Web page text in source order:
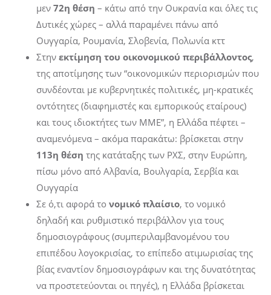
μεν 72η θέση – κάτω από την Ουκρανία και όλες τις
Δυτικές χώρες – αλλά παραμένει πάνω από
Ουγγαρία, Ρουμανία, Σλοβενία, Πολωνία κττ
Στην εκτίμηση του οικονομικού περιβάλλοντος,
της αποτίμησης των “οικονομικών περιορισμών που
συνδέονται με κυβερνητικές πολιτικές, μη-κρατικές
οντότητες (διαφημιστές και εμπορικούς εταίρους)
και τους ιδιοκτήτες των ΜΜΕ”, η Ελλάδα πέφτει –
αναμενόμενα – ακόμα παρακάτω: βρίσκεται στην
113η θέση της κατάταξης των ΡΧΣ, στην Ευρώπη,
πίσω μόνο από Αλβανία, Βουλγαρία, Σερβία και
Ουγγαρία
Σε ό,τι αφορά το νομικό πλαίσιο, το νομικό
δηλαδή και ρυθμιστικό περιβάλλον για τους
δημοσιογράφους (συμπεριλαμβανομένου του
επιπέδου λογοκρισίας, το επίπεδο ατιμωρισίας της
βίας εναντίον δημοσιογράφων και της δυνατότητας
να προστετεύονται οι πηγές), η Ελλάδα βρίσκεται